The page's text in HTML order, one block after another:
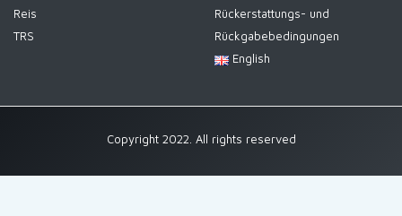
Reis
TRS
Rückerstattungs- und
Rückgabebedingungen
English
Copyright 2022. All rights reserved